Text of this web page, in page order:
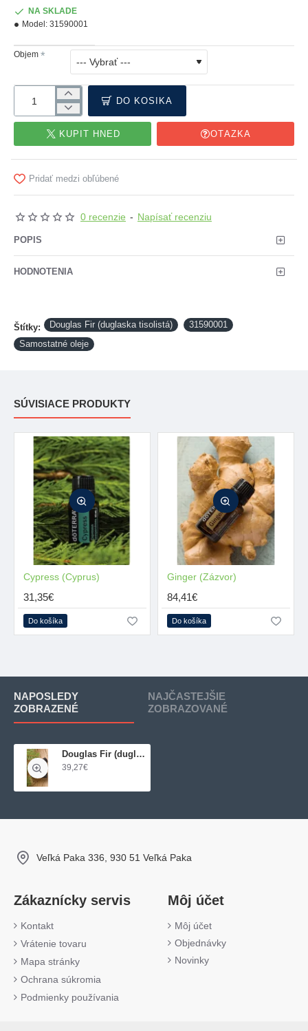
0 recenzie - Napísať recenziu
NA SKLADE
Model: 31590001
Objem
DO KOŠÍKA
KÚPIŤ HNEĎ OTÁZKA
Pridať medzi obľúbené
POPIS
HODNOTENIA
Štítky: Douglas Fir (duglaska tisolistá)
31590001
Samostatné oleje
SÚVISIACE PRODUKTY
Cypress (Cyprus)
31,35€
Do košíka
Ginger (Zázvor)
84,41€
Do košíka
NAPOSLEDY
ZOBRAZENÉ
NAJČASTEJŠIE
ZOBRAZOVANÉ
Douglas Fir (duglaska tisolistá)
39,27€
Veľká Paka 336, 930 51 Veľká Paka
Zákaznícky servis
Kontakt
Vrátenie tovaru
Mapa stránky
Ochrana súkromia
Podmienky používania
Môj účet
Môj účet
Objednávky
Novinky